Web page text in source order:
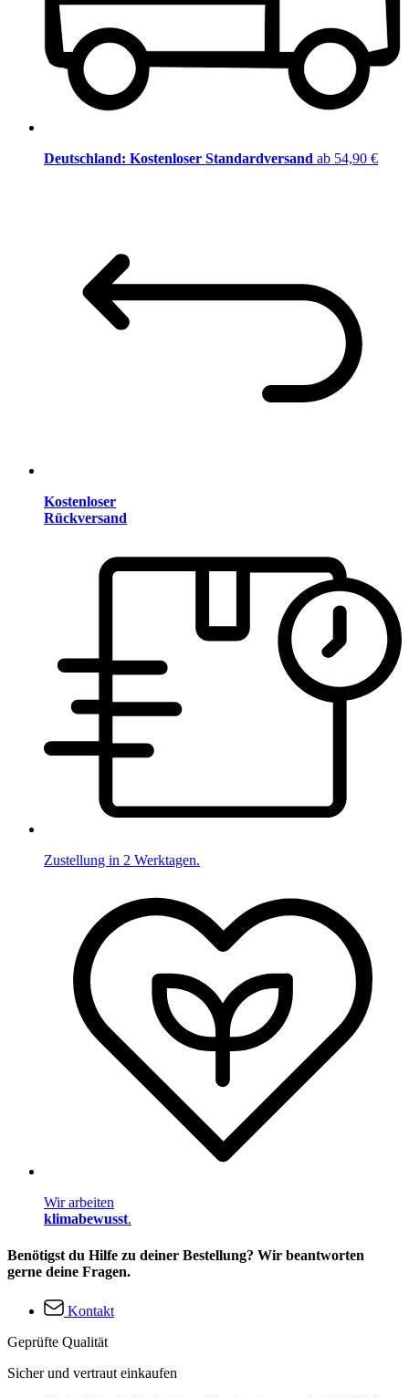
Deutschland: Kostenloser Standardversand ab 54,90 €
Kostenloser
Rückversand
Zustellung in 2 Werktagen.
Wir arbeiten
klimabewusst.
Benötigst du Hilfe zu deiner Bestellung? Wir beantworten
gerne deine Fragen.
Kontakt
Geprüfte Qualität
Sicher und vertraut einkaufen